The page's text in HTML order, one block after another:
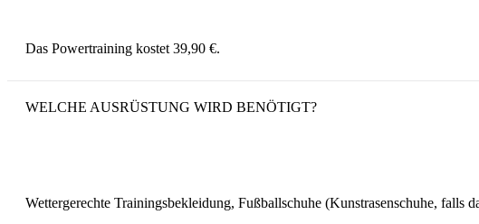
Das Powertraining kostet 39,90 €.
WELCHE AUSRÜSTUNG WIRD BENÖTIGT?
Wettergerechte Trainingsbekleidung, Fußballschuhe (Kunstrasenschuhe, falls